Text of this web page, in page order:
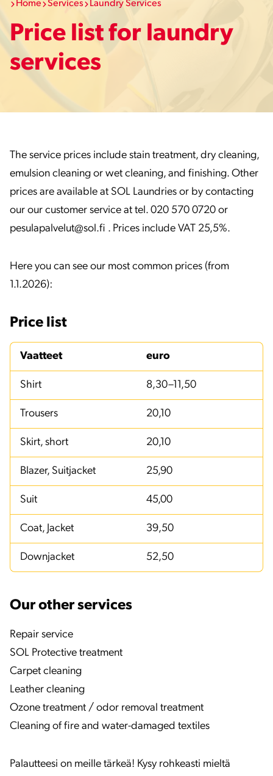
Home Services Laundry Services
Price list for laundry
services
The service prices include stain treatment, dry cleaning,
emulsion cleaning or wet cleaning, and finishing. Other
prices are available at SOL Laundries or by contacting
our our customer service at tel. 020 570 0720 or
pesulapalvelut@sol.fi . Prices include VAT 25,5%.
Here you can see our most common prices (from
1.1.2026):
Price list
Vaatteet euro
Shirt 8,30–11,50
Trousers 20,10
Skirt, short 20,10
Blazer, Suitjacket 25,90
Suit 45,00
Coat, Jacket 39,50
Downjacket 52,50
Our other services
Repair service
SOL Protective treatment
Carpet cleaning
Leather cleaning
Ozone treatment / odor removal treatment
Cleaning of fire and water-damaged textiles
Palautteesi on meille tärkeä! Kysy rohkeasti mieltä